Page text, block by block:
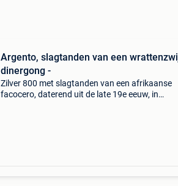
Argento, slagtanden van een
dinergong -
Zilver 800 met slagtanden van een afrikaanse
facocero, daterend uit de late 19e eeuw, in